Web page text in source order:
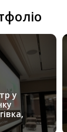
у